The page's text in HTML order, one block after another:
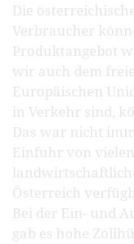
Die
Verbraucher
Produktangebot
wir auch dem
Europäischen
in Verkehr sind,
Das war nicht
Einfuhr von
Österreich
Bei der Ein- und
gab es hohe